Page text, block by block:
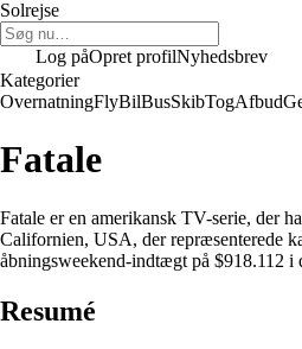
Solrejse
Log påOpret profilNyhedsbrev
Kategorier
OvernatningFlyBilBusSkibTogAfbud
Fatale
Fatale er en amerikansk TV-serie, der
Californien, USA, der repræsenterede
åbningsweekend-indtægt på $918.112 i
Resumé